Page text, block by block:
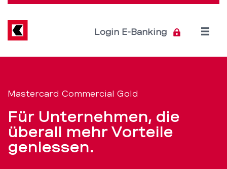
Commercial
Gold
–
Die
Direkt
Inhalt
Login E-Banking
Open
Mastercard Commercial Gold
Für Unternehmen, die
überall mehr Vorteile
geniessen.